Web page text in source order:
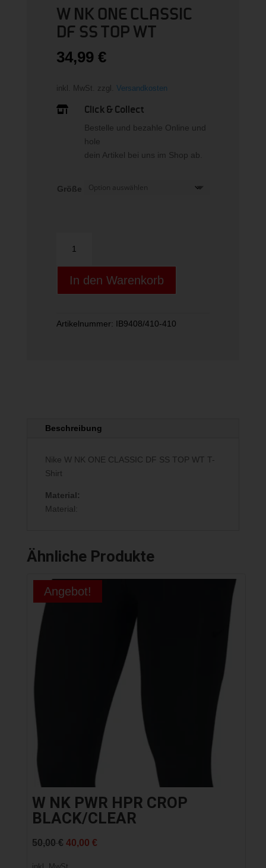
W NK ONE CLASSIC
DF SS TOP WT
34,99 €
inkl. MwSt. zzgl. Versandkosten
 Click & Collect
Bestelle und bezahle Online und
hole
dein Artikel bei uns im Shop ab.
Größe
ONE
CLASSIC
DF
TOP
In den Warenkorb
Artikelnummer: IB9408/410-410
Beschreibung
Nike W NK ONE CLASSIC DF SS TOP WT T-
Shirt
Material:
Material:
Ähnliche Produkte
Angebot!
W NK PWR HPR CROP
BLACK/CLEAR
50,00 € Ursprünglicher
40,00 €Aktueller